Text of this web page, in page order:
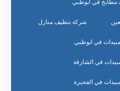
مطابخ في ابوظبي
شركة تنظيف منازل
في ابوظبي
في الشارقة
في الفجيرة